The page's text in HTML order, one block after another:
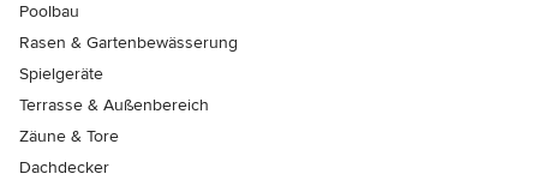
Poolbau
Rasen & Gartenbewässerung
Spielgeräte
Terrasse & Außenbereich
Zäune & Tore
Dachdecker